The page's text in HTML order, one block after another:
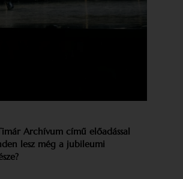
Archívum című előadással
lesz még a jubileumi